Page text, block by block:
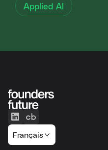
Applied AI
Français